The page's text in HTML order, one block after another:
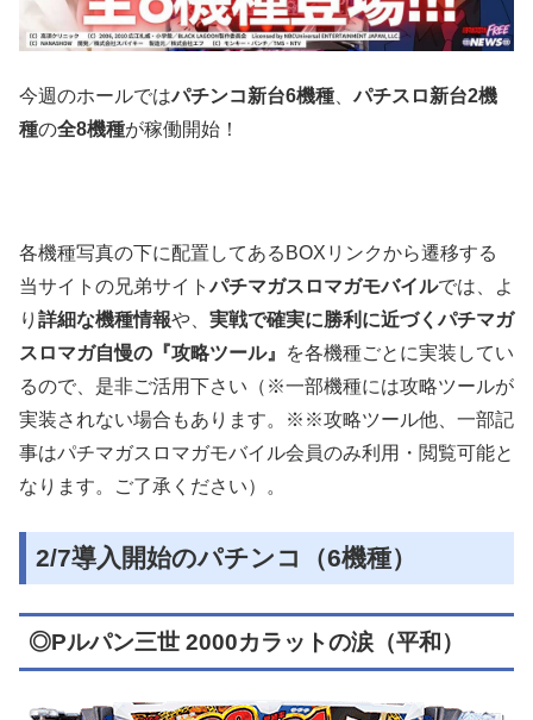
今週のホールではパチンコ新台6機種、パチスロ新台2機
種の全8機種が稼働開始！
各機種写真の下に配置してあるBOXリンクから遷移する
当サイトの兄弟サイトパチマガスロマガモバイルでは、よ
り 詳細な機種情報や、 実戦で確実に勝利に近づくパチマガ
スロマガ自慢の『攻略ツール』
を各機種ごとに実装してい
るので、是非ご活用下さい（※一部機種には攻略ツールが
実装されない場合もあります。※※攻略ツール他、一部記
事はパチマガスロマガモバイル会員のみ利用・閲覧可能と
なります。ご了承ください）。
2/7導入開始のパチンコ（6機種）
◎Pルパン三世 2000カラットの涙（平和）